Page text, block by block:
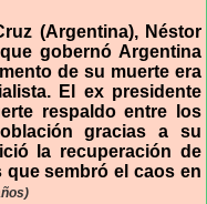
(Argentina), Néstor
gobernó Argentina
de su muerte era
El ex presidente
respaldo entre los
gracias a su
la recuperación de
sembró el caos en